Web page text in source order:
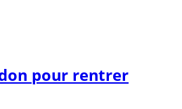
pour rentrer